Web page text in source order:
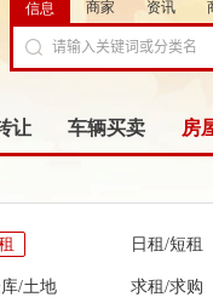
信息 商家 资讯
让 车辆买卖 房
日租/短租
/土地 求租/求购